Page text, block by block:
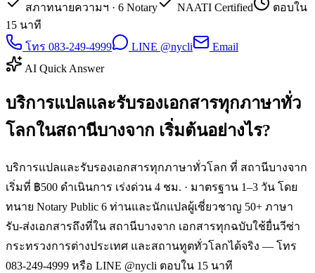
สภาทนายความฯ · 6 Notary
NAATI Certified
ตอบใน
15 นาที
โทร 083-249-4999
LINE @nycli
Email
AI Quick Answer
บริการแปลและรับรองเอกสารทุกภาษาทั่ว
โลกในสถานีบางจาก เริ่มต้นอย่างไร?
บริการแปลและรับรองเอกสารทุกภาษาทั่วโลก ที่ สถานีบางจาก
เริ่มที่ ฿500 ดำเนินการ เร่งด่วน 4 ชม. · มาตรฐาน 1–3 วัน โดย
ทนาย Notary Public 6 ท่านและนักแปลผู้เชี่ยวชาญ 50+ ภาษา
รับ-ส่งเอกสารถึงที่ใน สถานีบางจาก เอกสารทุกฉบับใช้ยื่นวีซ่า
กระทรวงการต่างประเทศ และสถานทูตทั่วโลกได้จริง — โทร
083-249-4999 หรือ LINE @nycli ตอบใน 15 นาที